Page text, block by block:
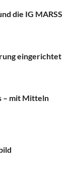
die IG MARSS
eingerichtet
– mit Mitteln